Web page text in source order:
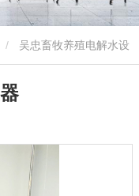
吴忠畜牧养殖电解水设